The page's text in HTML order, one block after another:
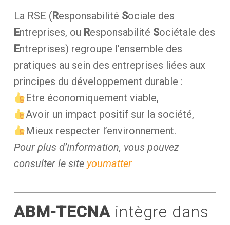
La RSE (Responsabilité Sociale des
Entreprises, ou Responsabilité Sociétale des
Entreprises) regroupe l’ensemble des
pratiques au sein des entreprises liées aux
principes du développement durable :
Etre économiquement viable,
Avoir un impact positif sur la société,
Mieux respecter l’environnement.
Pour plus d’information, vous pouvez
consulter le site youmatter
ABM-TECNAintègre dans